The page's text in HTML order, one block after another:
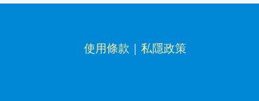
使用條款 ｜ 私隱政策